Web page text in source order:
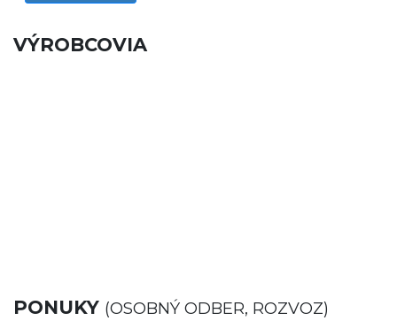
VÝROBCOVIA
PONUKY (OSOBNÝ ODBER, ROZVOZ)